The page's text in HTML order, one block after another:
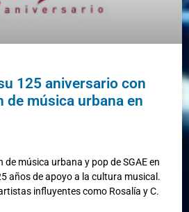
125 aniversario con
de música urbana en
de música urbana y pop de SGAE en
años de apoyo a la cultura musical.
influyentes como Rosalía y C.